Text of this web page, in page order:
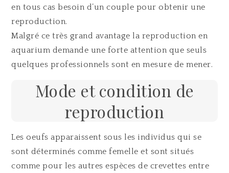
en tous cas besoin d’un couple pour obtenir une
reproduction.
Malgré ce très grand avantage la reproduction en
aquarium demande une forte attention que seuls
quelques professionnels sont en mesure de mener.
Mode et condition de
reproduction
Les oeufs apparaissent sous les individus qui se
sont déterminés comme femelle et sont situés
comme pour les autres espèces de crevettes entre